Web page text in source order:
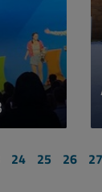
24 25 26 27